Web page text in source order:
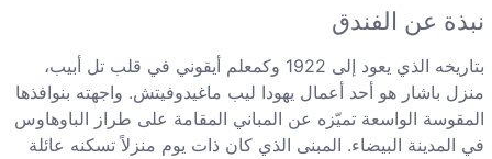
نبذة عن الفندق
بتاريخه الذي يعود إلى 1922 وكمعلم أيقوني في قلب تل أبيب،
منزل باشار هو أحد أعمال يهودا ليب ماغيدوفيتش. واجهته بنوافذها
المقوسة الواسعة تميّزه عن المباني المقامة على طراز الباوهاوس
في المدينة البيضاء. المبنى الذي كان ذات يوم منزلاً تسكنه عائلة